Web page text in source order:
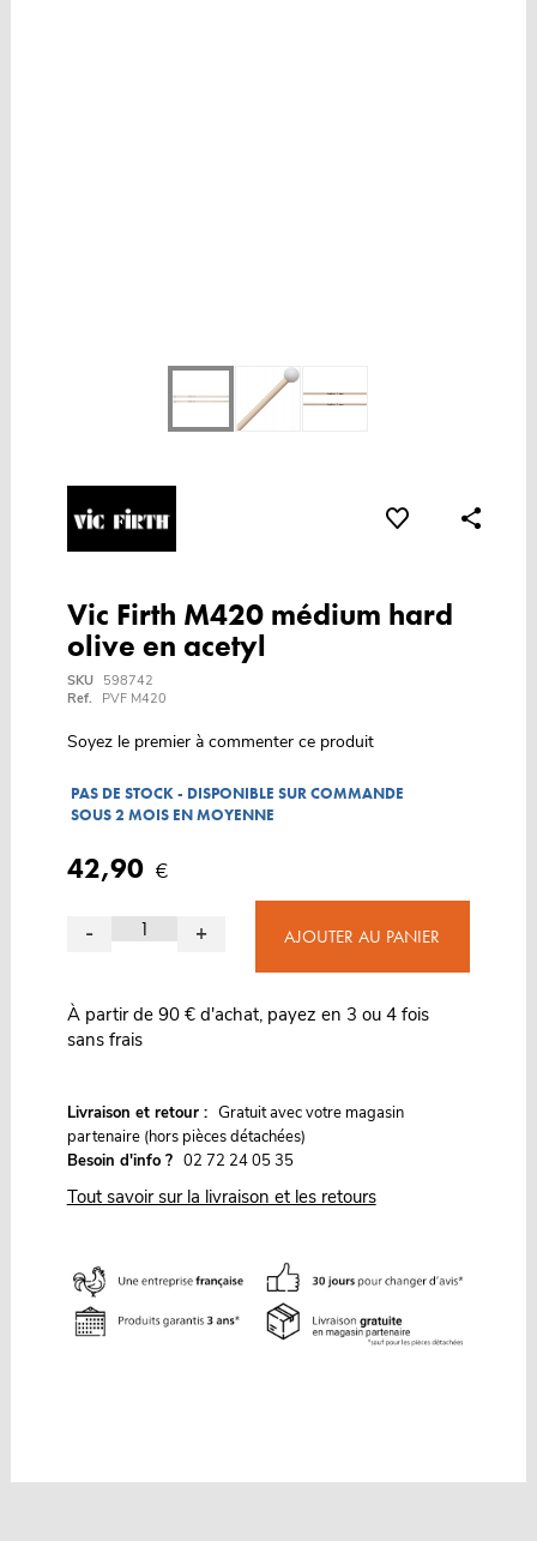
Vic Firth M420 médium hard
olive en acetyl
SKU
598742
Ref.
PVF M420
Soyez le premier à commenter ce produit
PAS DE STOCK - DISPONIBLE SUR COMMANDE
SOUS 2 MOIS EN MOYENNE
42,90 €
- + AJOUTER AU PANIER
À partir de 90 € d'achat, payez en 3 ou 4 fois
sans frais
Livraison et retour : Gratuit avec votre magasin
partenaire (hors pièces détachées)
Besoin d'info ? 02 72 24 05 35
Tout savoir sur la livraison et les retours